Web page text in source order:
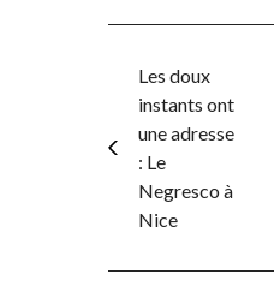
Les doux
instants ont
une adresse
: Le
Negresco à
Nice